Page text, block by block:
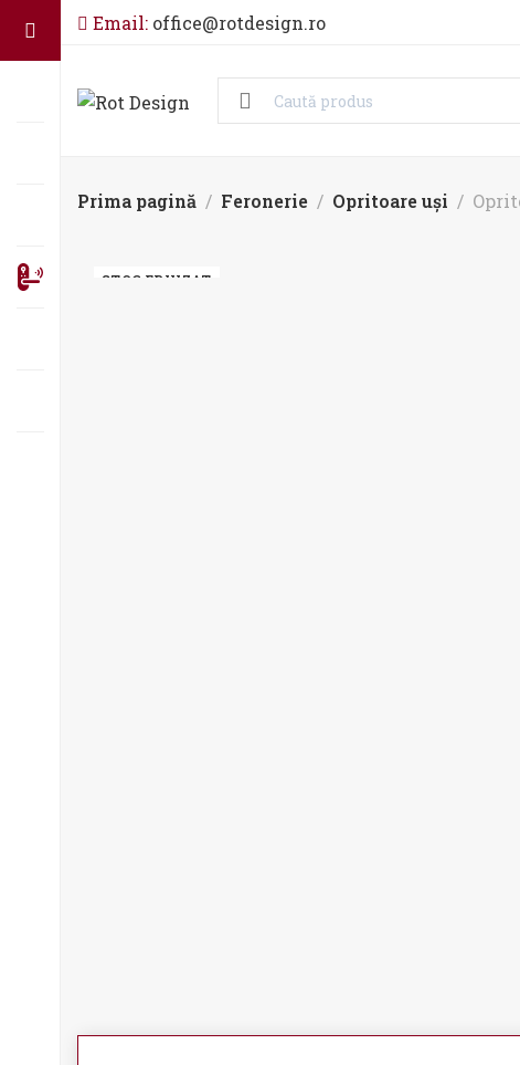
Email: office@rotdesign.ro
Prima pagină Feronerie Opritoare uși
STOC EPUIZAT